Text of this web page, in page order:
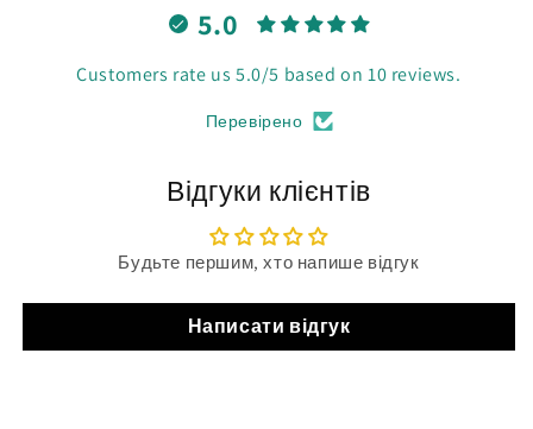
5.0
Customers rate us 5.0/5 based on 10 reviews.
Перевірено
Відгуки клієнтів
Будьте першим, хто напише відгук
Написати відгук